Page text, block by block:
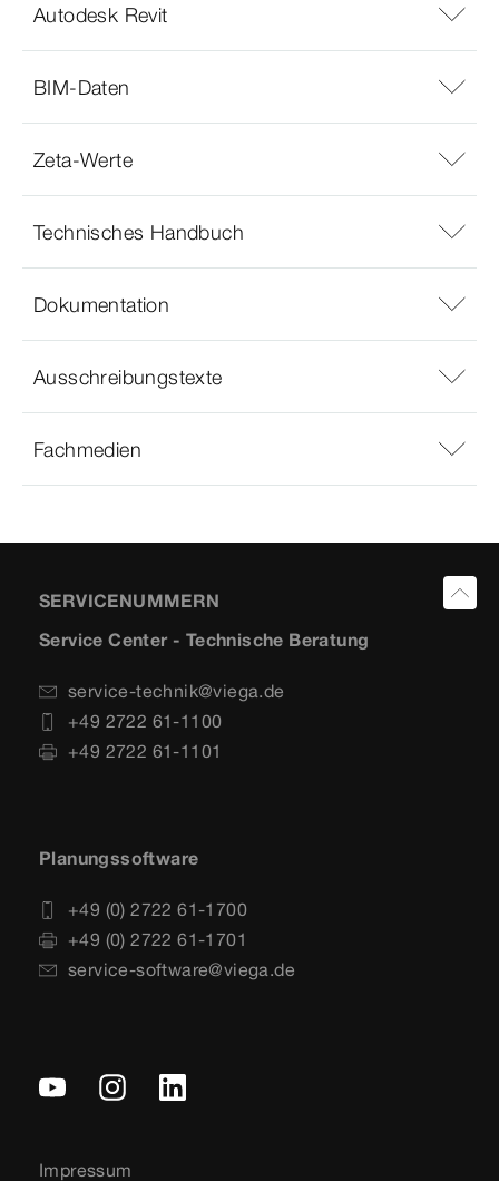
Autodesk Revit
BIM-Daten
Zeta-Werte
Technisches Handbuch
Dokumentation
Ausschreibungstexte
Fachmedien
SERVICENUMMERN
Service Center - Technische Beratung
service-technik@viega.de
+49 2722 61-1100
+49 2722 61-1101
Planungssoftware
+49 (0) 2722 61-1700
+49 (0) 2722 61-1701
service-software@viega.de
Impressum